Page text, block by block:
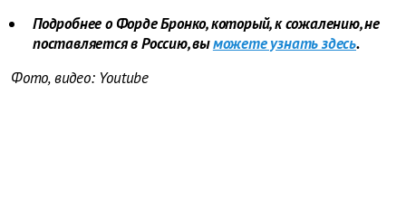
Подробнее о Форде Бронко, который, к сожалению, не
поставляется в Россию, выможете узнать здесь.
Фото, видео: Youtube